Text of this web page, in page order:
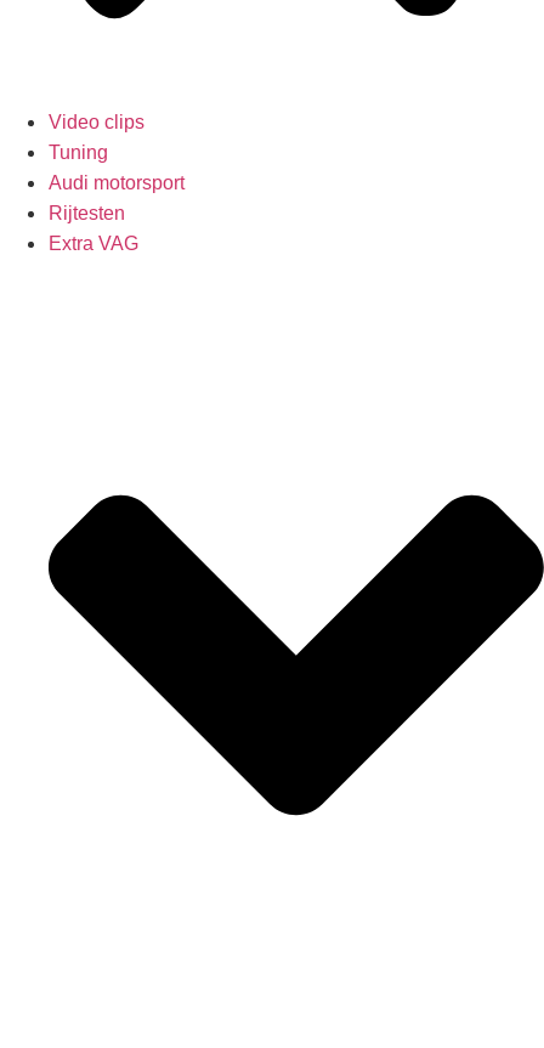
Video clips
Tuning
Audi motorsport
Rijtesten
Extra VAG